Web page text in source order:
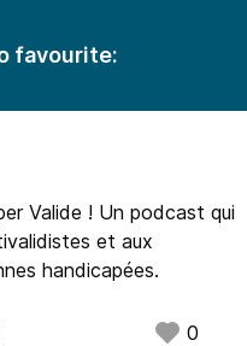
favourite:
Valide ! Un podcast qui
et aux
handicapées.
0